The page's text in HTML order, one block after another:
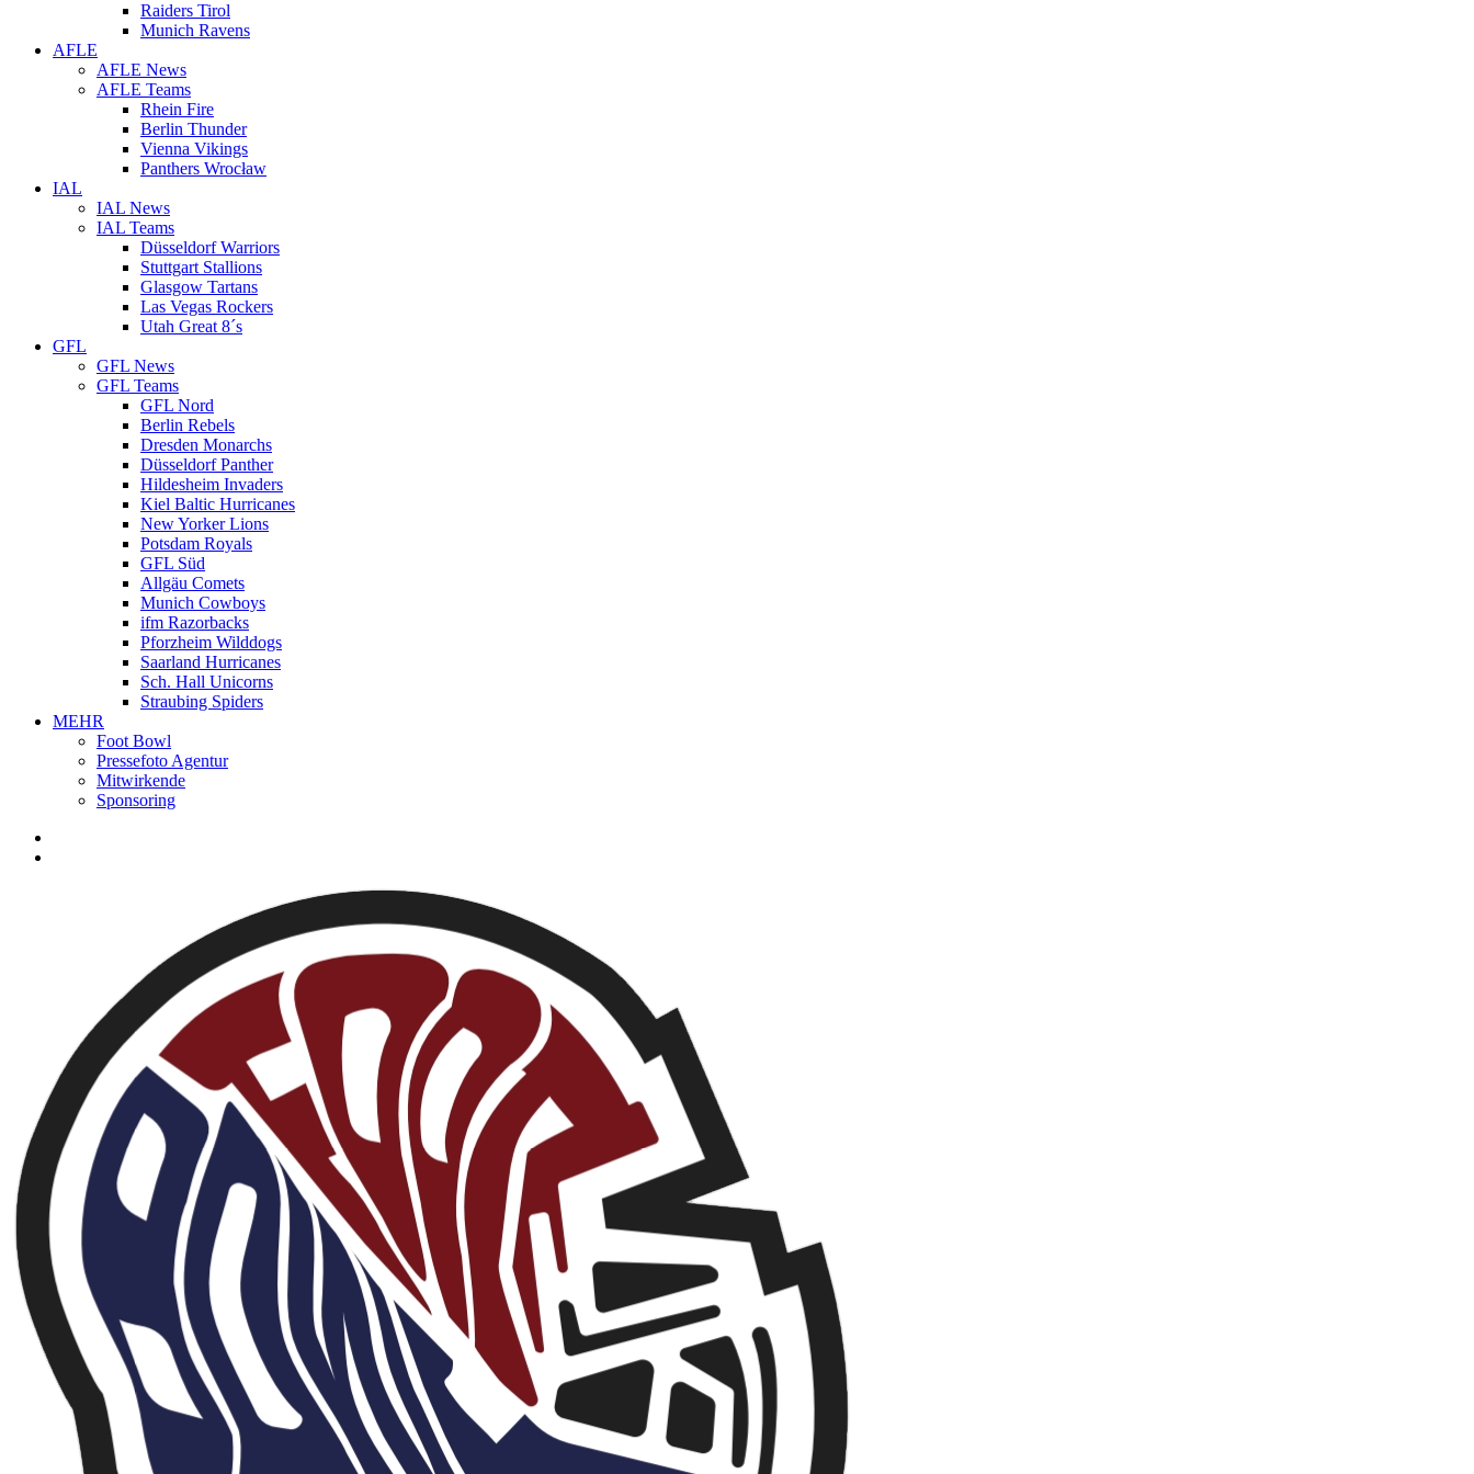
Raiders Tirol
Munich Ravens
AFLE
AFLE News
AFLE Teams
Rhein Fire
Berlin Thunder
Vienna Vikings
Panthers Wrocław
IAL
IAL News
IAL Teams
Düsseldorf Warriors
Stuttgart Stallions
Glasgow Tartans
Las Vegas Rockers
Utah Great 8´s
GFL
GFL News
GFL Teams
GFL Nord
Berlin Rebels
Dresden Monarchs
Düsseldorf Panther
Hildesheim Invaders
Kiel Baltic Hurricanes
New Yorker Lions
Potsdam Royals
GFL Süd
Allgäu Comets
Munich Cowboys
ifm Razorbacks
Pforzheim Wilddogs
Saarland Hurricanes
Sch. Hall Unicorns
Straubing Spiders
MEHR
Foot Bowl
Pressefoto Agentur
Mitwirkende
Sponsoring